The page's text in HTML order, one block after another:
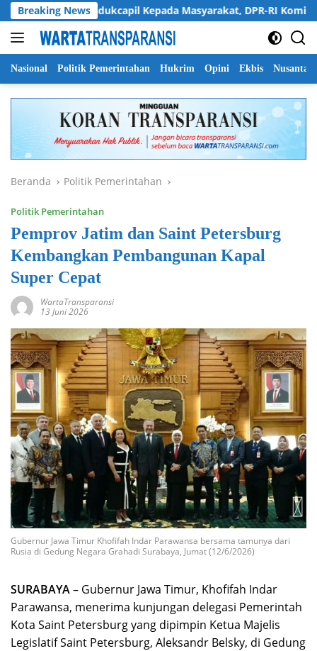
Langsung
ke
konten
Breaking News
Disdukcapil Kepada Masyarakat, DPR-RI Komisi II
Nasional Politik Pemerintahan Hukrim Opini Ekbis Nusantara
Beranda Politik Pemerintahan
Politik Pemerintahan
Pemprov Jatim dan Saint Petersburg
Kembangkan Pembangunan Kapal
Super Cepat
WartaTransparansi
13 Juni 2026
Gubernur Jawa Timur Khofifah Indar Parawansa bersama tamunya dari
Rusia di Gedung Negara Grahadi Surabaya, Jumat (12/6/2026)
SURABAYA– Gubernur Jawa Timur, Khofifah Indar
Parawansa, menerima kunjungan delegasi Pemerintah
Kota Saint Petersburg yang dipimpin Ketua Majelis
Legislatif Saint Petersburg, Aleksandr Belsky, di Gedung